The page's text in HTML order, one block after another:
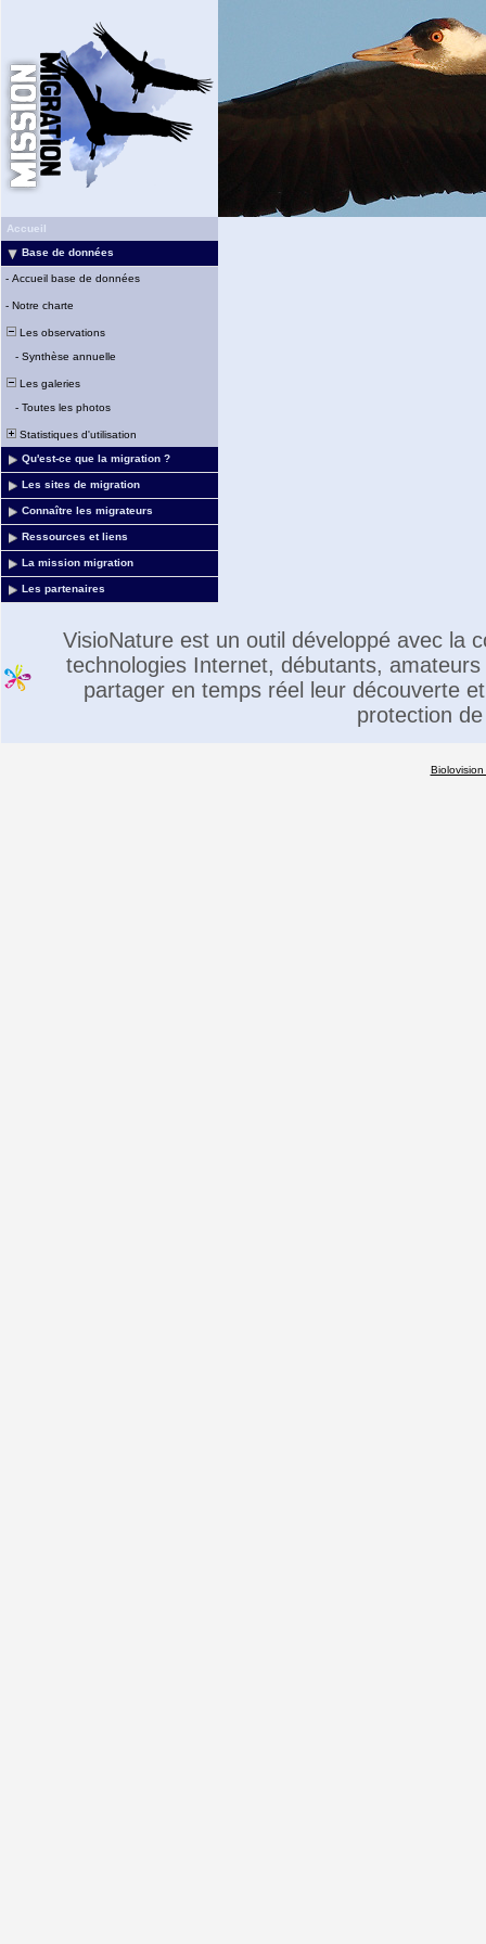
Accueil
Base de données
- Accueil base de données
- Notre charte
Les observations
- Synthèse annuelle
Les galeries
- Toutes les photos
Statistiques d'utilisation
Qu'est-ce que la migration ?
Les sites de migration
Connaître les migrateurs
Ressources et liens
La mission migration
Les partenaires
VisioNature est un outil développé avec la
technologies Internet, débutants,
partager en temps réel leur découverte
protection
Biolovision